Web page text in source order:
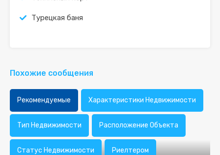
Турецкая баня
Похожие сообщения
Рекомендуемые Характеристики Недвижимости
Тип Недвижимости Расположение Объекта
Статус Недвижимости Риелтером